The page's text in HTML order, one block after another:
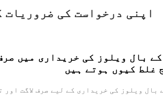
اپنی درخواست کی ضروریات
بال ویلوز کی خریداری میں
غلط کیوں ہوتے ہیں
بال ویلوز کی خریداری کے لیے صرف لاگت